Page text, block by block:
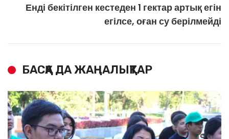
Енді бекітілген кестеден 1 гектар артық егін
егілсе, оған су берілмейді
БАСҚА ДА ЖАҢАЛЫҚТАР